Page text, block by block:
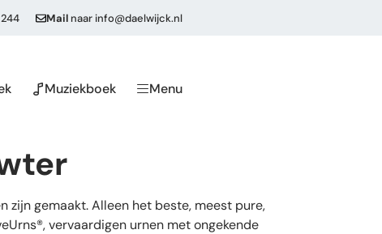
Mail naarinfo@daelwijck.nl
Muziekboek Menu
zijn gemaakt. Alleen het beste, meest pure,
vervaardigen urnen met ongekende